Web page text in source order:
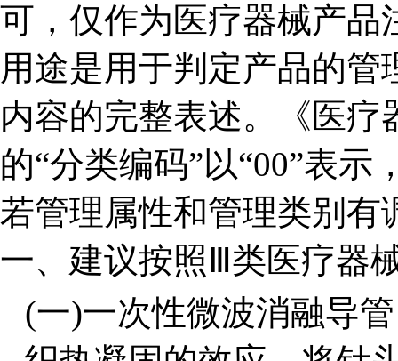
可，仅作为医疗器械产品
用途是用于判定产品的
内容的完整表述。《医
的“分类编码”以“00”表示
若管理属性和管理类别有
一、建议按照Ⅲ类医疗器
(一)一次性微波消融导